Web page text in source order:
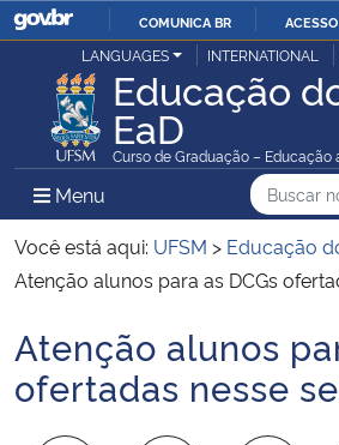
IR
PARA
COMUNICA BR
Ministério da Justiça e Segurança Pública
Ministério da Defesa
Ministério das Relações Exteriores
Ministério da Infraestrutura
LANGUAGES INTERNATIONAL
Educação
EaD
Curso de Graduação – Educação
Menu Menu Principal do Sítio
Busca
Busca:
Você está aqui: UFSM > Educação
Atenção alunos para as DCGs
Início do conteúdo
Atenção alunos
ofertadas nesse